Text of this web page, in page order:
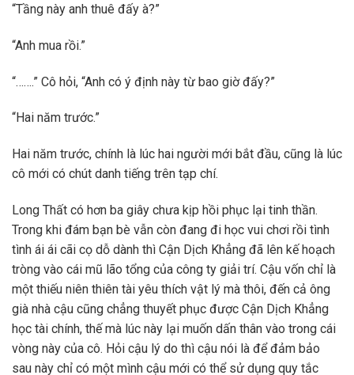
“Tầng này anh thuê đấy à?”
“Anh mua rồi.”
“…….” Cô hỏi, “Anh có ý định này từ bao giờ đấy?”
“Hai năm trước.”
Hai năm trước, chính là lúc hai người mới bắt đầu, cũng là lúc
cô mới có chút danh tiếng trên tạp chí.
Long Thất có hơn ba giây chưa kịp hồi phục lại tinh thần.
Trong khi đám bạn bè vẫn còn đang đi học vui chơi rồi tình
tình ái ái cãi cọ dỗ dành thì Cận Dịch Khẳng đã lên kế hoạch
tròng vào cái mũ lão tổng của công ty giải trí. Cậu vốn chỉ là
một thiếu niên thiên tài yêu thích vật lý mà thôi, đến cả ông
già nhà cậu cũng chẳng thuyết phục được Cận Dịch Khẳng
học tài chính, thế mà lúc này lại muốn dấn thân vào trong cái
vòng này của cô. Hỏi cậu lý do thì cậu nói là để đảm bảo
sau này chỉ có một mình cậu mới có thể sử dụng quy tắc